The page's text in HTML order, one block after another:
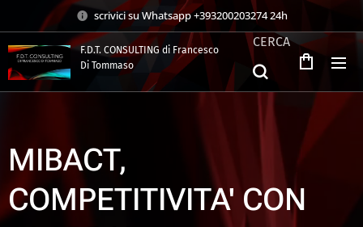
scrivici su Whatsapp +393200203274 24h
F.D.T. CONSULTING di Francesco
Di Tommaso
CERCA
MIBACT,
COMPETITIVITA' CON